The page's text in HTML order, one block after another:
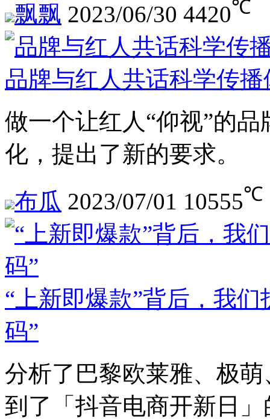
飘飘 2023/06/30 4420℃
品牌与红人共话科学传
做一个让红人“仰视”的
化，提出了新的要求。
布瓜 2023/07/01 10555℃
“上新即爆款”背后，我
码”
分析了巴黎欧莱雅、极
到了「抖音电商开新日